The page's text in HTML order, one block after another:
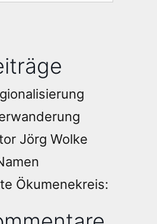
Jörg Wolke
Ökumenekreis: